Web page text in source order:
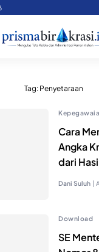
Tag: Penyetaraan
Cara
Angka
dari
Dani Suluh |
Download
SE